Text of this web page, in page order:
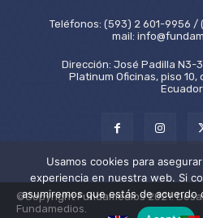
Teléfonos: (593) 2 601-9956
mail:
Dirección: José Padilla N3-
Platinum Oficinas, piso 10,
Ecuador
©Copyright Fundamedios 2021.
Fundamedios.
Usamos cookies para
experiencia en nuestra web. Si
asumiremos que estás de acuerdo